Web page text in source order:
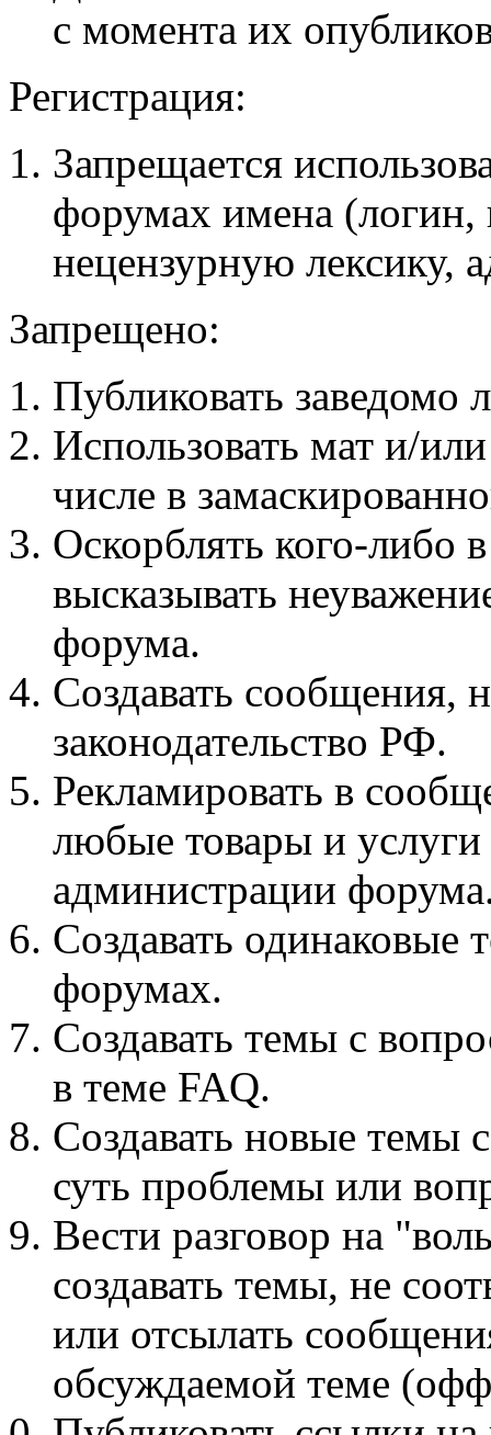
с момента их
Регистрация:
Запрещается
форумах имена
нецензурную лексику,
Запрещено:
Публиковать
Использовать мат и/
числе в
Оскорблять кого-либо
высказывать
форума.
Создавать
законодательство РФ.
Рекламировать в
любые товары и услуги
администрации
Создавать
форумах.
Создавать темы с
в теме FAQ.
Создавать новые темы
суть проблемы или
Вести разговор на
создавать темы, не
или отсылать
обсуждаемой теме